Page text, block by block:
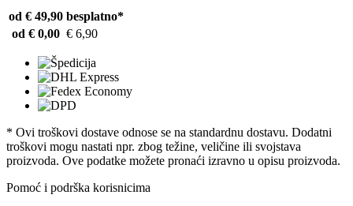
od € 49,90 besplatno*
od € 0,00 € 6,90
* Ovi troškovi dostave odnose se na standardnu ​​dostavu. Dodatni
troškovi mogu nastati npr. zbog težine, veličine ili svojstava
proizvoda. Ove podatke možete pronaći izravno u opisu proizvoda.
Pomoć i podrška korisnicima